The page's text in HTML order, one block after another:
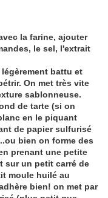
la farine, ajouter
le sel, l'extrait
battu et
On met très vite
sablonneuse.
de tarte (si on
en le piquant
de papier sulfurisé
bien on forme des
prenant une petite
sur un petit carré de
moule huilé au
bien! on met par